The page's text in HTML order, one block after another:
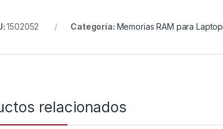
1502052 Categoría: Memorias RAM para Laptop
relacionados